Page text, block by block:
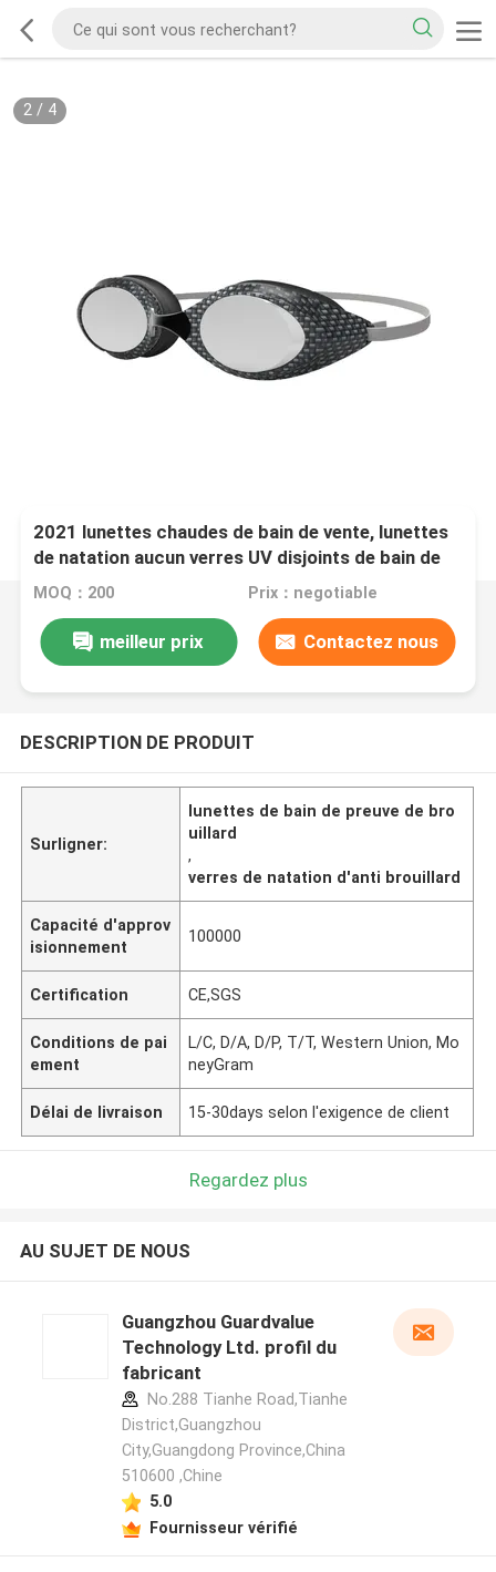
2/ 4
2021 lunettes chaudes de bain de vente, lunettes
de natation aucun verres UV disjoints de bain de
triathlon de protection d'anti brouillard
MOQ：200 Prix：negotiable
meilleur prix Contactez nous
DESCRIPTION DE PRODUIT
Surligner:
lunettes de bain de preuve de bro
uillard
,
verres de natation d'anti brouillard
Capacité d'approv
isionnement
100000
Certification CE,SGS
Conditions de pai
ement
L/C, D/A, D/P, T/T, Western Union, Mo
neyGram
Délai de livraison 15-30days selon l'exigence de client
Regardez plus
AU SUJET DE NOUS
Guangzhou Guardvalue
Technology Ltd. profil du
fabricant
No.288 Tianhe Road,Tianhe
District,Guangzhou
City,Guangdong Province,China
510600 ,Chine
5.0
Fournisseur vérifié